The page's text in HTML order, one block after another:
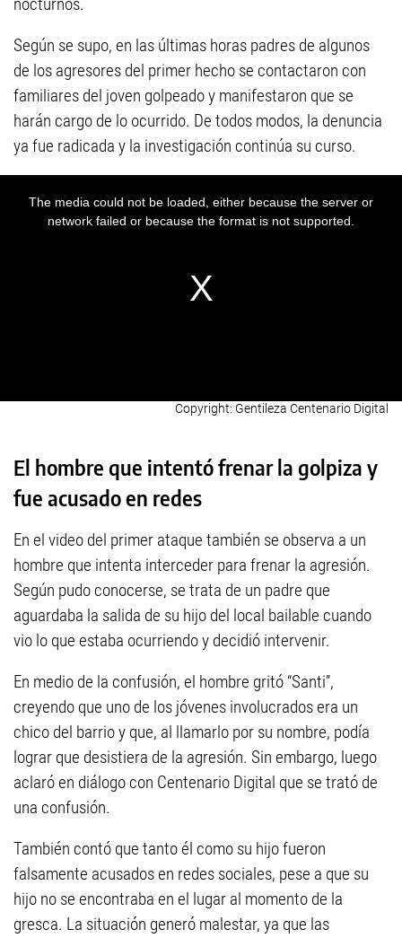
Según se supo, en las últimas horas padres de algunos
de los agresores del primer hecho se contactaron con
familiares del joven golpeado y manifestaron que se
harán cargo de lo ocurrido. De todos modos, la denuncia
ya fue radicada y la investigación continúa su curso.
Gentileza Centenario Digital
El hombre que intentó frenar la golpiza y
fue acusado en redes
En el video del primer ataque también se observa a un
hombre que intenta interceder para frenar la agresión.
Según pudo conocerse, se trata de un padre que
aguardaba la salida de su hijo del local bailable cuando
vio lo que estaba ocurriendo y decidió intervenir.
En medio de la confusión, el hombre gritó “Santi”,
creyendo que uno de los jóvenes involucrados era un
chico del barrio y que, al llamarlo por su nombre, podía
lograr que desistiera de la agresión. Sin embargo, luego
aclaró en diálogo con Centenario Digital que se trató de
una confusión.
También contó que tanto él como su hijo fueron
falsamente acusados en redes sociales, pese a que su
hijo no se encontraba en el lugar al momento de la
gresca. La situación generó malestar, ya que las